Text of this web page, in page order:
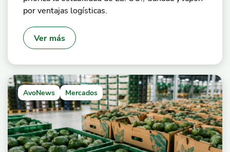
por ventajas logísticas.
Ver más
AvoNews Mercados